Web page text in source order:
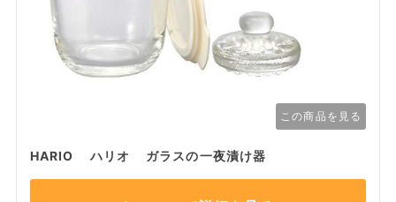
この商品を見る
HARIO ハリオ ガラスの一夜漬け器